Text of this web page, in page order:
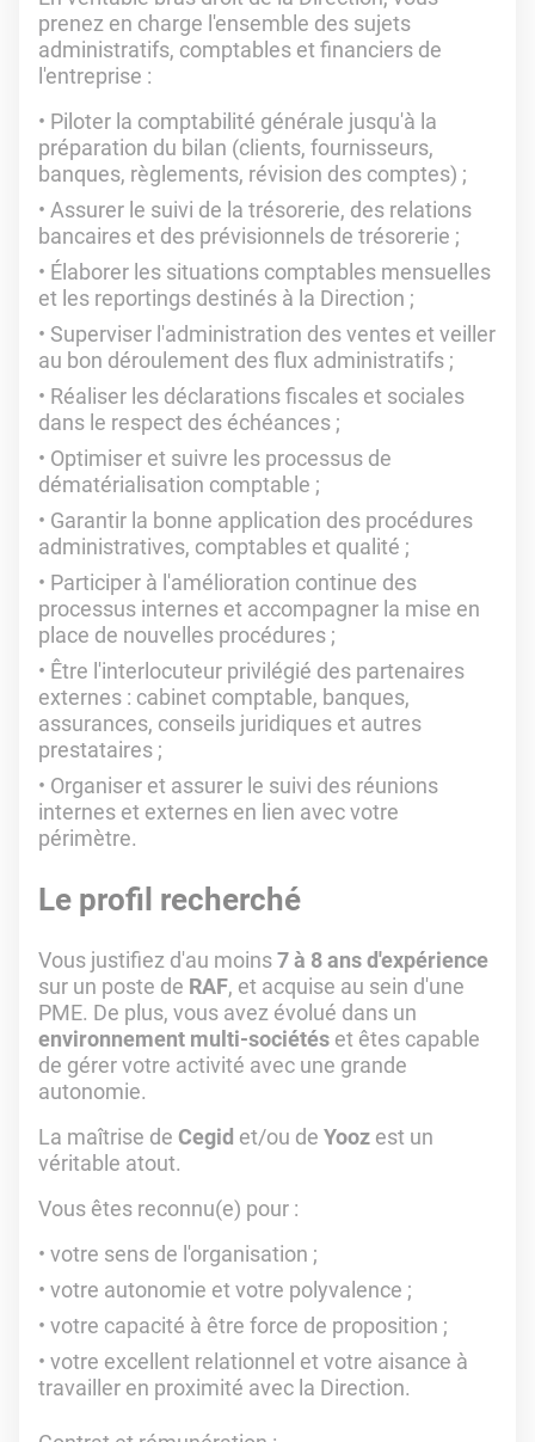
prenez en charge l'ensemble des sujets
administratifs, comptables et financiers de
l'entreprise :
Piloter la comptabilité générale jusqu'à la
préparation du bilan (clients, fournisseurs,
banques, règlements, révision des comptes) ;
Assurer le suivi de la trésorerie, des relations
bancaires et des prévisionnels de trésorerie ;
Élaborer les situations comptables mensuelles
et les reportings destinés à la Direction ;
Superviser l'administration des ventes et veiller
au bon déroulement des flux administratifs ;
Réaliser les déclarations fiscales et sociales
dans le respect des échéances ;
Optimiser et suivre les processus de
dématérialisation comptable ;
Garantir la bonne application des procédures
administratives, comptables et qualité ;
Participer à l'amélioration continue des
processus internes et accompagner la mise en
place de nouvelles procédures ;
Être l'interlocuteur privilégié des partenaires
externes : cabinet comptable, banques,
assurances, conseils juridiques et autres
prestataires ;
Organiser et assurer le suivi des réunions
internes et externes en lien avec votre
périmètre.
Le profil recherché
Vous justifiez d'au moins7 à 8 ans d'expérience
sur un poste de RAF, et acquise au sein d'une
PME. De plus, vous avez évolué dans un
environnement multi-sociétés et êtes capable
de gérer votre activité avec une grande
autonomie.
La maîtrise de Cegid et/ou de Yooz est un
véritable atout.
Vous êtes reconnu(e) pour :
votre sens de l'organisation ;
votre autonomie et votre polyvalence ;
votre capacité à être force de proposition ;
votre excellent relationnel et votre aisance à
travailler en proximité avec la Direction.